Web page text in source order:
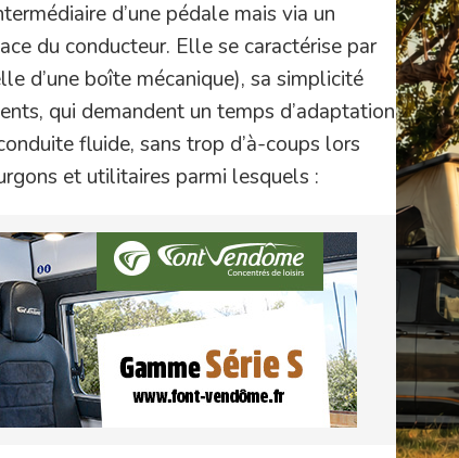
d’une pédale mais via un
du conducteur. Elle se caractérise par
d’une boîte mécanique), sa simplicité
qui demandent un temps d’adaptation
fluide, sans trop d’à-coups lors
et utilitaires parmi lesquels :